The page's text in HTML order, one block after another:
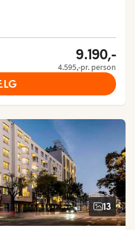
Spies gæster: 4.167/5
fra Tripadvisor: 4 of 5
9.190,-
4.595,-pr. person
13